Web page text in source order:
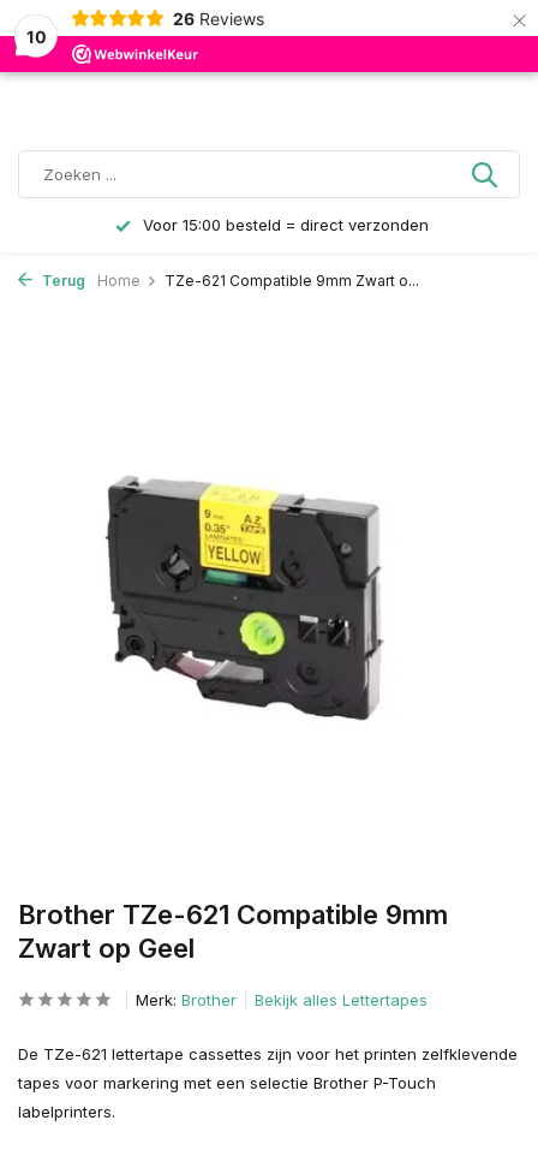
10
26 Reviews ×
0
Voor 15:00 besteld = direct verzonden
Terug Home TZe-621 Compatible 9mm Zwart o...
Brother TZe-621 Compatible 9mm
Zwart op Geel
Merk: Brother Bekijk alles Lettertapes
De TZe-621 lettertape cassettes zijn voor het printen zelfklevende
tapes voor markering met een selectie Brother P-Touch
labelprinters.